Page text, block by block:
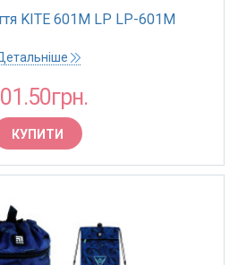
KITE 601M LP LP-601M
КУПИТИ